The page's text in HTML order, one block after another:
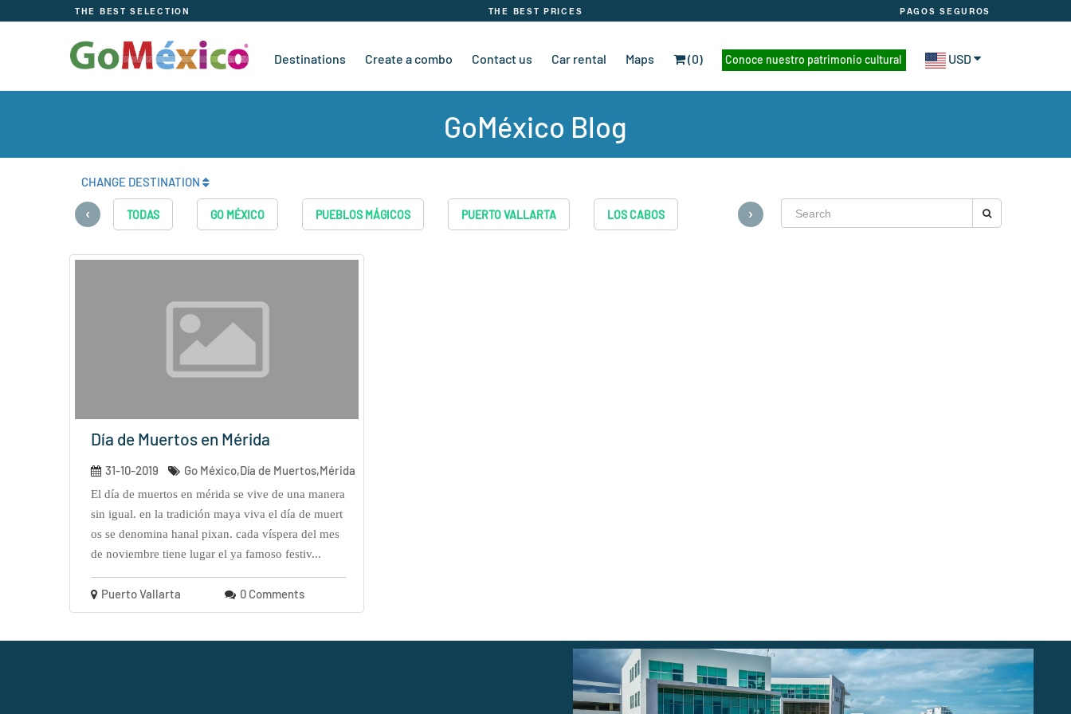
THE BEST SELECTION THE BEST PRICES PAGOS SEGUROS
Destinations Create a combo Contact us Car rental Maps (0) Conoce nuestro patrimonio cultural USD
GoMéxico Blog
CHANGE DESTINATION
TODAS GO MÉXICO PUEBLOS MÁGICOS PUERTO VALLARTA LOS CABOS
‹ ›
Día de Muertos en Mérida
31-10-2019 Go México,Día de Muertos,Mérida
el día de muertos en mérida se vive de una manera
sin igual. en la tradición maya viva el día de muert
os se denomina hanal pixan. cada víspera del mes
de noviembre tiene lugar el ya famoso festiv...
Puerto Vallarta 0 Comments